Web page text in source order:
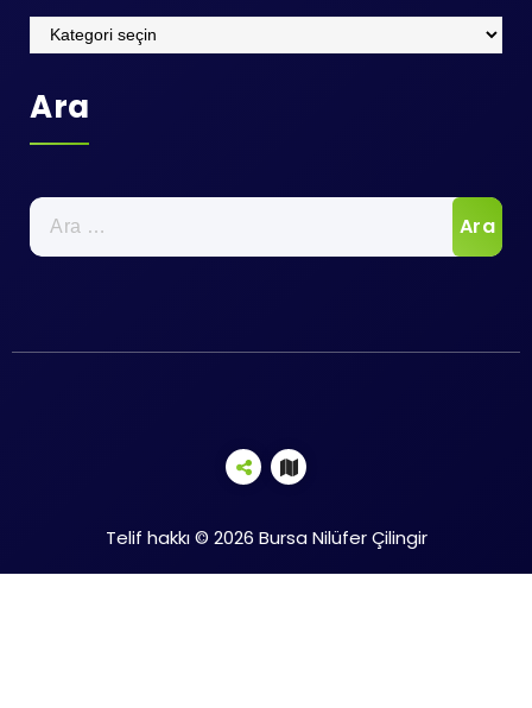
Kategoriler
Ara
Arama:
Telif hakkı © 2026 Bursa Nilüfer Çilingir